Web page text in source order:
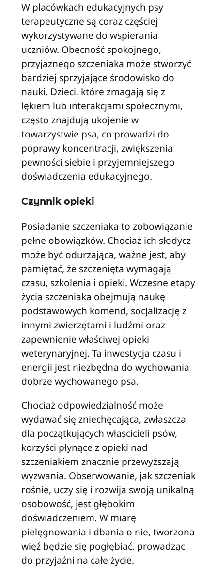
W placówkach edukacyjnych psy
terapeutyczne są coraz częściej
wykorzystywane do wspierania
uczniów. Obecność spokojnego,
przyjaznego szczeniaka może stworzyć
bardziej sprzyjające środowisko do
nauki. Dzieci, które zmagają się z
lękiem lub interakcjami społecznymi,
często znajdują ukojenie w
towarzystwie psa, co prowadzi do
poprawy koncentracji, zwiększenia
pewności siebie i przyjemniejszego
doświadczenia edukacyjnego.
Czynnik opieki
Posiadanie szczeniaka to zobowiązanie
pełne obowiązków. Chociaż ich słodycz
może być odurzająca, ważne jest, aby
pamiętać, że szczenięta wymagają
czasu, szkolenia i opieki. Wczesne etapy
życia szczeniaka obejmują naukę
podstawowych komend, socjalizację z
innymi zwierzętami i ludźmi oraz
zapewnienie właściwej opieki
weterynaryjnej. Ta inwestycja czasu i
energii jest niezbędna do wychowania
dobrze wychowanego psa.
Chociaż odpowiedzialność może
wydawać się zniechęcająca, zwłaszcza
dla początkujących właścicieli psów,
korzyści płynące z opieki nad
szczeniakiem znacznie przewyższają
wyzwania. Obserwowanie, jak szczeniak
rośnie, uczy się i rozwija swoją unikalną
osobowość, jest głębokim
doświadczeniem. W miarę
pielęgnowania i dbania o nie, tworzona
więź będzie się pogłębiać, prowadząc
do przyjaźni na całe życie.